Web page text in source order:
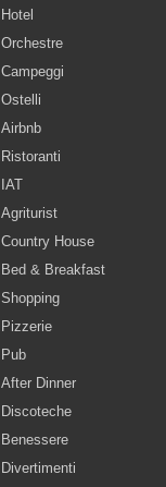
Hotel
Orchestre
Campeggi
Ostelli
Airbnb
Ristoranti
IAT
Agriturist
Country House
Bed & Breakfast
Shopping
Pizzerie
Pub
After Dinner
Discoteche
Benessere
Divertimenti